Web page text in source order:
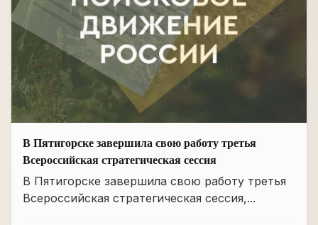
В Пятигорске завершила свою работу третья
Всероссийская стратегическая сессия
В Пятигорске завершила свою работу третья
Всероссийская стратегическая сессия,...